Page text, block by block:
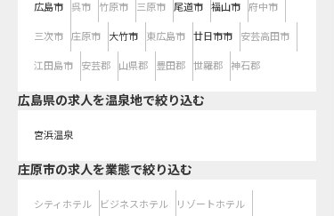
広島市 呉市 竹原市 三原市 尾道市 福山市 府中市
三次市 庄原市 大竹市 東広島市 廿日市市 安芸高田市
江田島市 安芸郡 山県郡 豊田郡 世羅郡 神石郡
広島県の求人を温泉地で絞り込む
宮浜温泉
庄原市の求人を業態で絞り込む
シティホテル ビジネスホテル リゾートホテル